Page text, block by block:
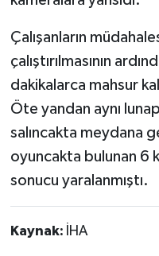
Çalışanların
çalıştırılmasının
dakikalarca mahsur
Öte yandan aynı
salıncakta meydana
oyuncakta bulunan 6
sonucu yaralanmıştı.
Kaynak: İHA